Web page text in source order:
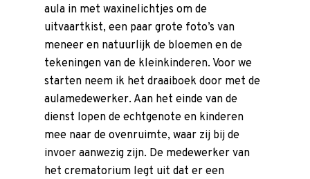
aula in met waxinelichtjes om de
uitvaartkist, een paar grote foto’s van
meneer en natuurlijk de bloemen en de
tekeningen van de kleinkinderen. Voor we
starten neem ik het draaiboek door met de
aulamedewerker. Aan het einde van de
dienst lopen de echtgenote en kinderen
mee naar de ovenruimte, waar zij bij de
invoer aanwezig zijn. De medewerker van
het crematorium legt uit dat er een